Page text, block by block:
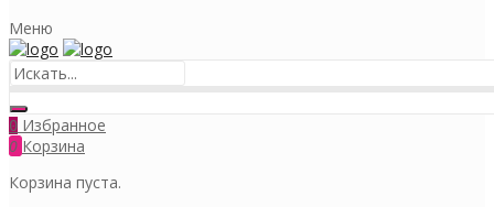
Меню
0 Избранное
0 Корзина
Корзина пуста.